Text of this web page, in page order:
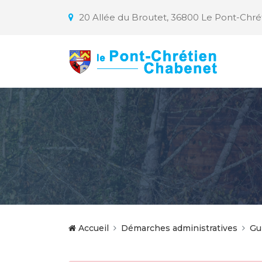
20 Allée du Broutet, 36800 Le Pont-
Accueil Démarches administratives